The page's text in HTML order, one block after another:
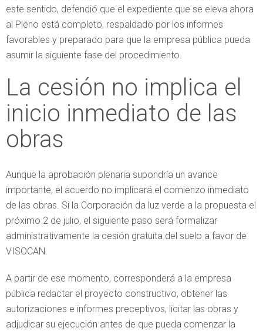
este sentido, defendió que el expediente que se eleva ahora
al Pleno está completo, respaldado por los informes
favorables y preparado para que la empresa pública pueda
asumir la siguiente fase del procedimiento.
La cesión no implica el
inicio inmediato de las
obras
Aunque la aprobación plenaria supondría un avance
importante, el acuerdo no implicará el comienzo inmediato
de las obras. Si la Corporación da luz verde a la propuesta el
próximo 2 de julio, el siguiente paso será formalizar
administrativamente la cesión gratuita del suelo a favor de
VISOCAN.
A partir de ese momento, corresponderá a la empresa
pública redactar el proyecto constructivo, obtener las
autorizaciones e informes preceptivos, licitar las obras y
adjudicar su ejecución antes de que pueda comenzar la